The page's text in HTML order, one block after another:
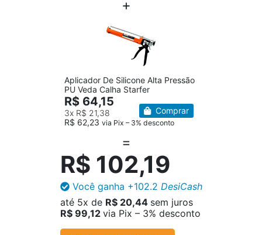
Aplicador De Silicone Alta Pressão
PU Veda Calha Starfer
R$ 64,15
3x R$ 21,38
R$ 62,23 via Pix – 3% desconto
Comprar
R$ 102,19
Você ganha +102.2 DesiCash
até 5x de R$ 20,44 sem juros
R$ 99,12 via Pix – 3% desconto